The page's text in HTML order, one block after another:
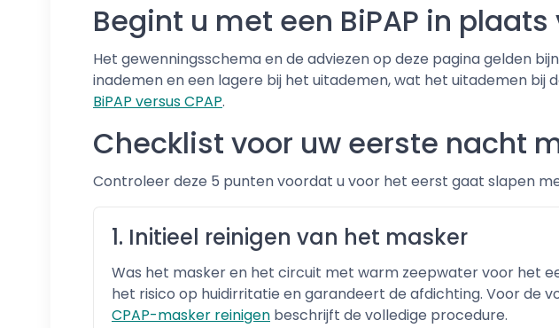
Begint u met een BiPAP in plaats
Het gewenningsschema en de adviezen op deze pagina gelden
inademen en een lagere bij het uitademen, wat het uitademen
BiPAP versus CPAP.
Checklist voor uw eerste nacht
Controleer deze 5 punten voordat u voor het eerst gaat slapen
1. Initieel reinigen van het masker
Was het masker en het circuit met warm zeepwater voor het
het risico op huidirritatie en garandeert de afdichting. Voor de
CPAP-masker reinigen beschrijft de volledige procedure.